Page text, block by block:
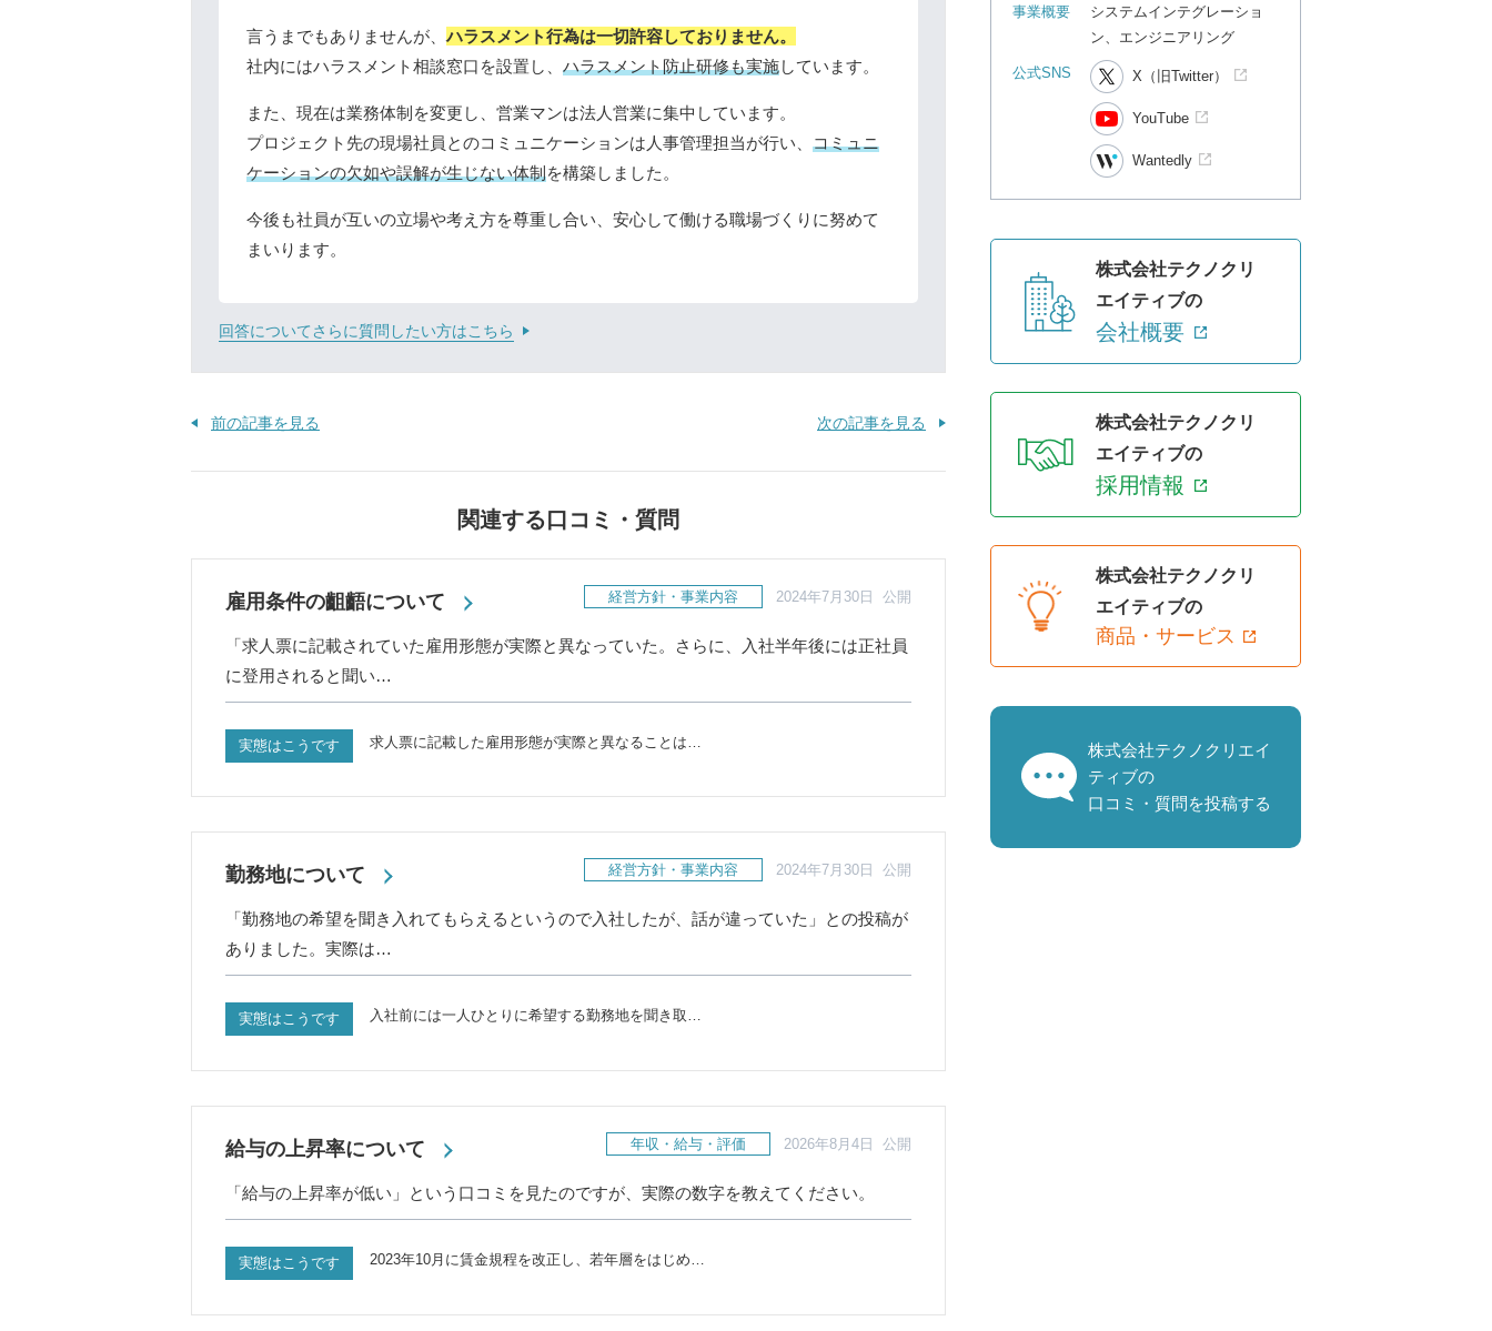
言うまでもありませんが、ハラスメント行為は一切許容しておりません。
社内にはハラスメント相談窓口を設置し、 ハラスメント防止研修も実施しています。
また、現在は業務体制を変更し、営業マンは法人営業に集中しています。
プロジェクト先の現場社員とのコミュニケーションは人事管理担当が行い、 コミュニ
ケーションの欠如や誤解が生じない体制を構築しました。
今後も社員が互いの立場や考え方を尊重し合い、安心して働ける職場づくりに努めて
まいります。
回答についてさらに質問したい方はこちら
前の記事を見る 次の記事を見る
関連する口コミ・質問
雇用条件の齟齬について 経営方針・事業内容 2024年7月30日 公開
「求人票に記載されていた雇用形態が実際と異なっていた。さらに、入社半年後には正社員
に登用されると聞い…
実態はこうです 求人票に記載した雇用形態が実際と異なることは…
勤務地について 経営方針・事業内容 2024年7月30日 公開
「勤務地の希望を聞き入れてもらえるというので入社したが、話が違っていた」との投稿が
ありました。実際は…
実態はこうです 入社前には一人ひとりに希望する勤務地を聞き取…
給与の上昇率について 年収・給与・評価 2026年8月4日 公開
「給与の上昇率が低い」という口コミを見たのですが、実際の数字を教えてください。
実態はこうです 2023年10月に賃金規程を改正し、若年層をはじめ…
事業概要
システムインテグレーショ
ン、エンジニアリング
公式SNS X（旧Twitter）
YouTube
Wantedly
株式会社テクノクリ
エイティブの
会社概要
株式会社テクノクリ
エイティブの
採用情報
株式会社テクノクリ
エイティブの
商品・サービス
株式会社テクノクリエイ
ティブの
口コミ・質問を投稿する